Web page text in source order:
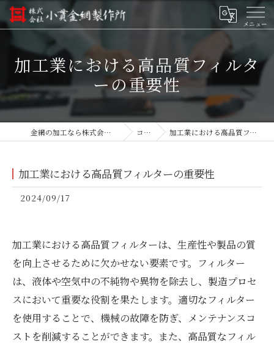
加工業における高品質フィルタ
ーの重要性
金網の加工なら株式会社小貫金網製作所 コラム 加工業における高品質フィルターの重要性
加工業における高品質フィルターの重要性
2024/09/17
加工業における高品質フィルターは、生産性や製品の質
を向上させるために欠かせない要素です。フィルター
は、液体や空気中の不純物や異物を除去し、製造プロセ
スにおいて重要な役割を果たします。適切なフィルター
を使用することで、機械の故障を防ぎ、メンテナンスコ
ストを削減することができます。また、高品質なフィル